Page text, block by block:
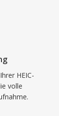
HEIC-
volle